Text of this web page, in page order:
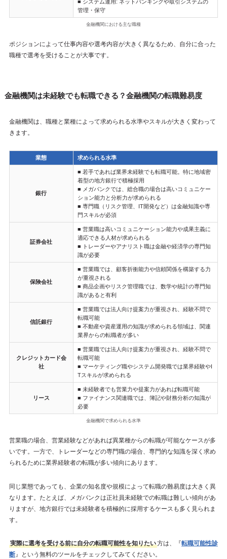
■ システム運用: ネットバンキングや取引システムの
管理・保守
金融機関における主な職種
ポジションによって仕事内容や選考内容が大きく異なるため、自分に合った
職種で選考を受けることが大事です。
金融機関は未経験でも転職できる？金融機関の転職難易度
金融機関は、職種と業種によって求められる水準やスキルが大きく変わって
きます。
業態 求められる水準
銀行
■ 若手であれば業界未経験でも転職可能。特に地域密
着型の地方銀行で積極採用
■ メガバンクでは、総合職の場合は高いコミュニケー
ション能力と分析力が求められる
■ 専門職（リスク管理、IT開発など）は金融知識や専
門スキルが必須
証券会社
■ 営業職は高いコミュニケーション能力や成果主義に
適応できる人材が求められる
■ トレーダーやアナリスト職は金融や経済学の専門知
識が必要
保険会社
■ 営業職では、顧客折衝能力や信頼関係を構築する力
が重視される
■ 商品企画やリスク管理職では、数学や統計の専門知
識があると有利
信託銀行
■ 営業職では法人向け提案力が重視され、経験不問で
転職可能
■ 不動産や資産運用の知識が求められる領域は、関連
業界からの転職者が多い
クレジットカード会
社
■ 営業職では法人向け提案力が重視され、経験不問で
転職可能
■ マーケティング職やシステム開発職では業界経験やI
Tスキルが求められる
リース
■ 未経験者でも営業力や提案力があれば転職可能
■ ファイナンス関連職では、簿記や財務分析の知識が
必要
金融機関で求められる水準
営業職の場合、営業経験などがあれば異業種からの転職が可能なケースが多
いです。一方で、トレーダーなどの専門職の場合、専門的な知識を深く求め
られるために業界経験者の転職が多い傾向にあります。
同じ業態であっても、企業の知名度や規模によって転職の難易度は大きく異
なります。たとえば、メガバンクは正社員未経験での転職は難しい傾向があ
りますが、地方銀行では未経験者を積極的に採用するケースも多く見られま
す。
実際に選考を受ける前に自分の転職可能性を知りたい方は、『転職可能性診
断』という無料のツールをチェックしてみてください。